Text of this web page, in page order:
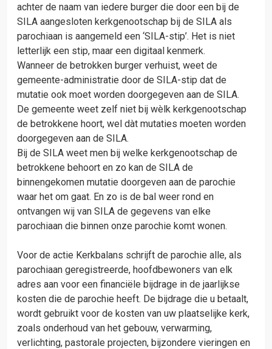
achter de naam van iedere burger die door een bij de
SILA aangesloten kerkgenootschap bij de SILA als
parochiaan is aangemeld een ‘SILA-stip’. Het is niet
letterlijk een stip, maar een digitaal kenmerk.
Wanneer de betrokken burger verhuist, weet de
gemeente-administratie door de SILA-stip dat de
mutatie ook moet worden doorgegeven aan de SILA.
De gemeente weet zelf niet bij wèlk kerkgenootschap
de betrokkene hoort, wel dàt mutaties moeten worden
doorgegeven aan de SILA.
Bij de SILA weet men bij welke kerkgenootschap de
betrokkene behoort en zo kan de SILA de
binnengekomen mutatie doorgeven aan de parochie
waar het om gaat. En zo is de bal weer rond en
ontvangen wij van SILA de gegevens van elke
parochiaan die binnen onze parochie komt wonen.
Voor de actie Kerkbalans schrijft de parochie alle, als
parochiaan geregistreerde, hoofdbewoners van elk
adres aan voor een financiële bijdrage in de jaarlijkse
kosten die de parochie heeft. De bijdrage die u betaalt,
wordt gebruikt voor de kosten van uw plaatselijke kerk,
zoals onderhoud van het gebouw, verwarming,
verlichting, pastorale projecten, bijzondere vieringen en